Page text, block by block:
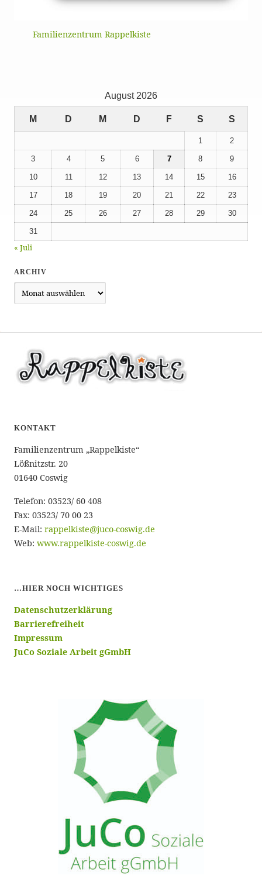
Familienzentrum Rappelkiste
August 2026
M D M D F S S
1 2
3 4 5 6 7 8 9
10 11 12 13 14 15 16
17 18 19 20 21 22 23
24 25 26 27 28 29 30
31
« Juli
ARCHIV
KONTAKT
Familienzentrum „Rappelkiste“
Lößnitzstr. 20
01640 Coswig
Telefon: 03523/ 60 408
Fax: 03523/ 70 00 23
E-Mail: rappelkiste@juco-coswig.de
Web: www.rappelkiste-coswig.de
…HIER NOCH WICHTIGES
Datenschutzerklärung
Barrierefreiheit
Impressum
JuCo Soziale Arbeit gGmbH